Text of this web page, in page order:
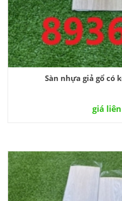
Sàn nhựa giả gổ có
giá